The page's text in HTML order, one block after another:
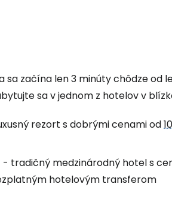
sa začína len 3 minúty chôdze od
sa v jednom z hotelov v
rezort s dobrými cenami od
- tradičný medzinárodný hotel s
hotelovým transferom